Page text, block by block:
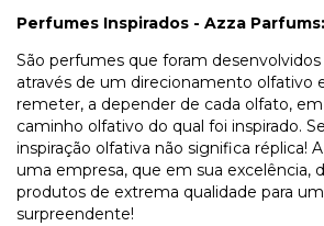
Perfumes Inspirados - Azza Parfums:
São perfumes que foram
através de um direcionamento olfativo
remeter, a depender de cada olfato,
caminho olfativo do qual foi inspirado.
inspiração olfativa não significa réplica!
uma empresa, que em sua excelência,
produtos de extrema qualidade para
surpreendente!